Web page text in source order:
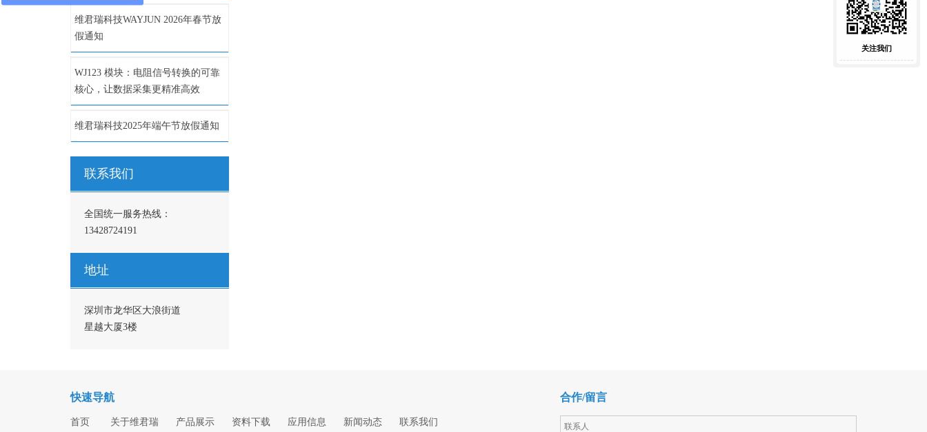
关注我们
维君瑞科技WAYJUN 2026年春节放
假通知
WJ123 模块：电阻信号转换的可靠
核心，让数据采集更精准高效
维君瑞科技2025年端午节放假通知
联系我们
全国统一服务热线：
13428724191
地址
深圳市龙华区大浪街道
星越大厦3楼
快速导航
首页 关于维君瑞 产品展示 资料下载 应用信息 新闻动态 联系我们
合作/留言